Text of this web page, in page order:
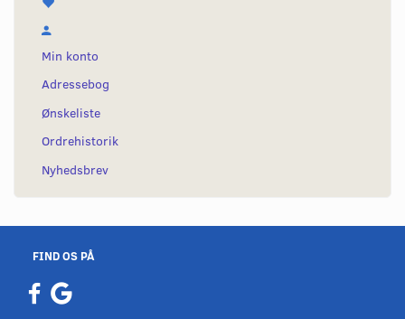
Min konto
Adressebog
Ønskeliste
Ordrehistorik
Nyhedsbrev
FIND OS PÅ